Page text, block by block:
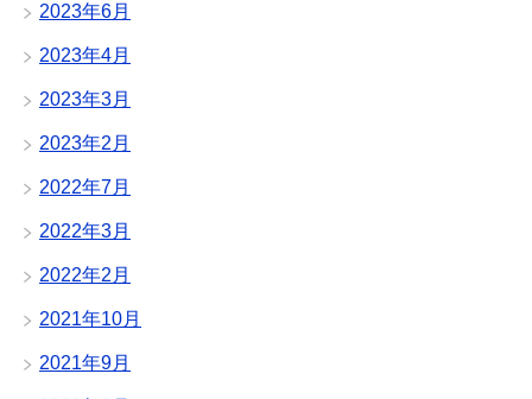
2023年6月
2023年4月
2023年3月
2023年2月
2022年7月
2022年3月
2022年2月
2021年10月
2021年9月